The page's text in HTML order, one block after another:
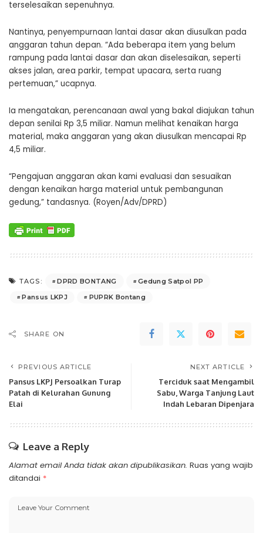
terselesaikan sepenuhnya.
Nantinya, penyempurnaan lantai dasar akan diusulkan pada
anggaran tahun depan. “Ada beberapa item yang belum
rampung pada lantai dasar dan akan diselesaikan, seperti
akses jalan, area parkir, tempat upacara, serta ruang
pertemuan,” ucapnya.
Ia mengatakan, perencanaan awal yang bakal diajukan tahun
depan senilai Rp 3,5 miliar. Namun melihat kenaikan harga
material, maka anggaran yang akan diusulkan mencapai Rp
4,5 miliar.
“Pengajuan anggaran akan kami evaluasi dan sesuaikan
dengan kenaikan harga material untuk pembangunan
gedung,” tandasnya. (Royen/Adv/DPRD)
TAGS: DPRD BONTANG
Gedung Satpol PP
Pansus LKPJ
PUPRK Bontang
SHARE ON
PREVIOUS ARTICLE
Pansus LKPJ Persoalkan Turap
Patah di Kelurahan Gunung
Elai
NEXT ARTICLE
Terciduk saat Mengambil
Sabu, Warga Tanjung Laut
Indah Lebaran Dipenjara
Leave a Reply
Alamat email Anda tidak akan dipublikasikan. Ruas yang wajib
ditandai *